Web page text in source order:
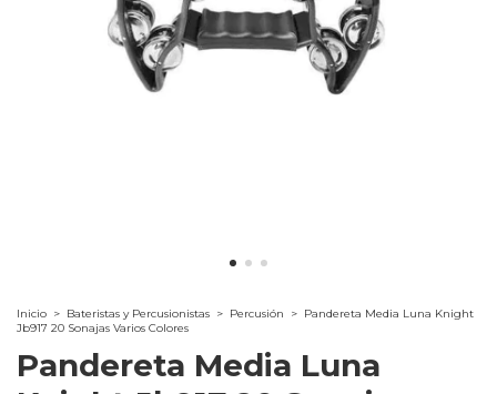
Inicio > Bateristas y Percusionistas > Percusión > Pandereta Media Luna Knight
Jb917 20 Sonajas Varios Colores
Pandereta Media Luna